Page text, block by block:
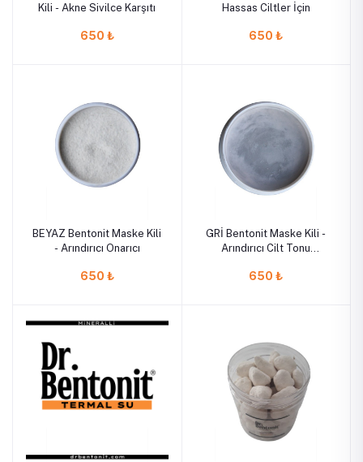
Kili - Akne Sivilce Karşıtı
650 ₺
Hassas Ciltler İçin
650 ₺
BEYAZ Bentonit Maske Kili
- Arındırıcı Onarıcı
650 ₺
GRİ Bentonit Maske Kili -
Arındırıcı Cilt Tonu
650 ₺